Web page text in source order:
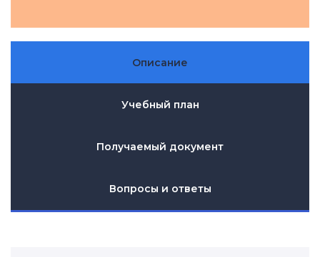
Описание
Учебный план
Получаемый документ
Вопросы и ответы